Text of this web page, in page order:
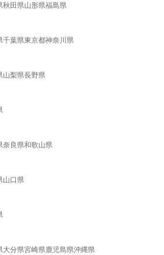
秋田県山形県福島県
千葉県東京都神奈川県
山梨県長野県
奈良県和歌山県
山口県
大分県宮崎県鹿児島県沖縄県